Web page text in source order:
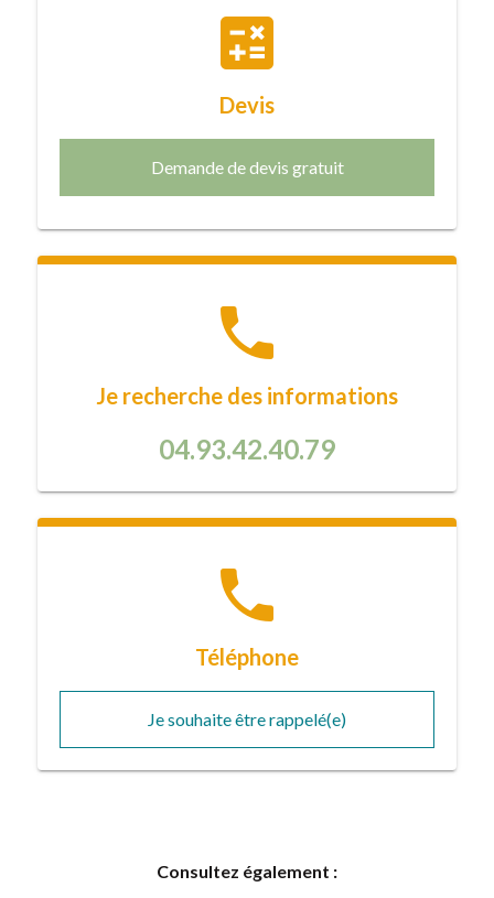
calculate
Devis
Demande de devis gratuit
phone
Je recherche des informations
04.93.42.40.79
phone
Téléphone
Je souhaite être rappelé(e)
Consultez également :